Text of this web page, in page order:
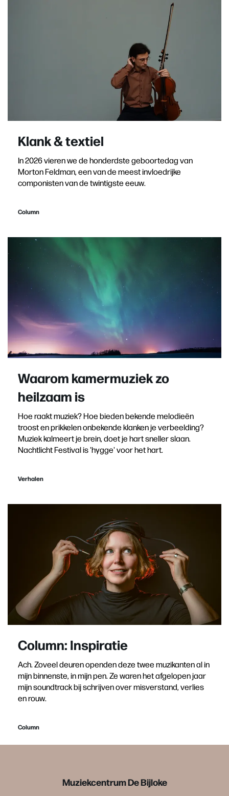
Klank & textiel
In 2026 vieren we de honderdste geboortedag van
Morton Feldman, een van de meest invloedrijke
componisten van de twintigste eeuw.
Column
Waarom kamermuziek zo
heilzaam is
Hoe raakt muziek? Hoe bieden bekende melodieën
troost en prikkelen onbekende klanken je verbeelding?
Muziek kalmeert je brein, doet je hart sneller slaan.
Nachtlicht Festival is 'hygge' voor het hart.
Verhalen
Column: Inspiratie
Ach. Zoveel deuren openden deze twee muzikanten al in
mijn binnenste, in mijn pen. Ze waren het afgelopen jaar
mijn soundtrack bij schrijven over misverstand, verlies
en rouw.
Column
Muziekcentrum De Bijloke